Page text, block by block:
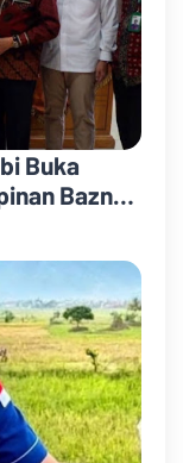
Buka
Baznas